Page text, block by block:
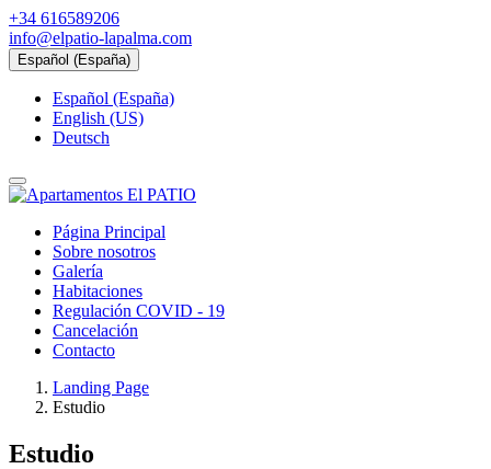
+34 616589206
info@elpatio-lapalma.com
Español (España)
Español (España)
English (US)
Deutsch
Página Principal
Sobre nosotros
Galería
Habitaciones
Regulación COVID - 19
Cancelación
Contacto
Landing Page
Estudio
Estudio